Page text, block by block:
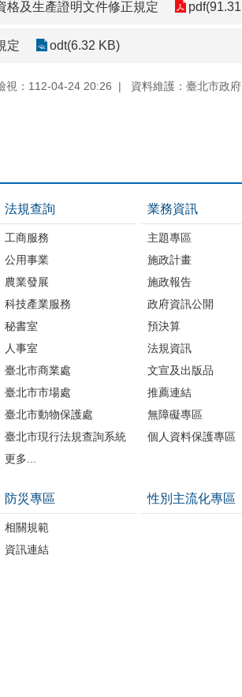
格及生產證明文件修正規定
定 odt(6.32 KB)
視：112-04-24 20:26 資料維護：臺北市政
法規查詢
工商服務
公用事業
農業發展
科技產業服務
秘書室
人事室
臺北市商業處
臺北市市場處
臺北市動物保護處
臺北市現行法規查詢系統
更多...
業務資訊
主題專區
施政計畫
施政報告
政府資訊公開
預決算
法規資訊
文宣及出版品
推薦連結
無障礙專區
個人資料保護專區
防災專區
相關規範
資訊連結
性別主流化專區